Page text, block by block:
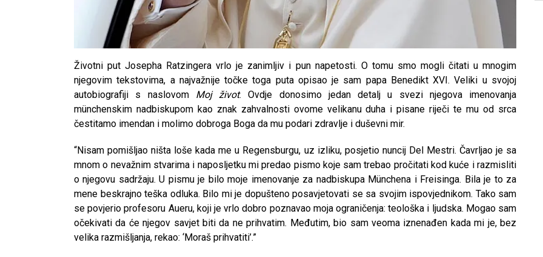
Životni put Josepha Ratzingera vrlo je zanimljiv i pun napetosti. O tomu smo mogli čitati u mnogim
njegovim tekstovima, a najvažnije točke toga puta opisao je sam papa Benedikt XVI. Veliki u svojoj
autobiografiji s naslovom Moj život. Ovdje donosimo jedan detalj u svezi njegova imenovanja
münchenskim nadbiskupom kao znak zahvalnosti ovome velikanu duha i pisane riječi te mu od srca
čestitamo imendan i molimo dobroga Boga da mu podari zdravlje i duševni mir.
“Nisam pomišljao ništa loše kada me u Regensburgu, uz izliku, posjetio nuncij Del Mestri. Čavrljao je sa
mnom o nevažnim stvarima i naposljetku mi predao pismo koje sam trebao pročitati kod kuće i razmisliti
o njegovu sadržaju. U pismu je bilo moje imenovanje za nadbiskupa Münchena i Freisinga. Bila je to za
mene beskrajno teška odluka. Bilo mi je dopušteno posavjetovati se sa svojim ispovjednikom. Tako sam
se povjerio profesoru Aueru, koji je vrlo dobro poznavao moja ograničenja: teološka i ljudska. Mogao sam
očekivati da će njegov savjet biti da ne prihvatim. Međutim, bio sam veoma iznenađen kada mi je, bez
velika razmišljanja, rekao: ‘Moraš prihvatiti’.”